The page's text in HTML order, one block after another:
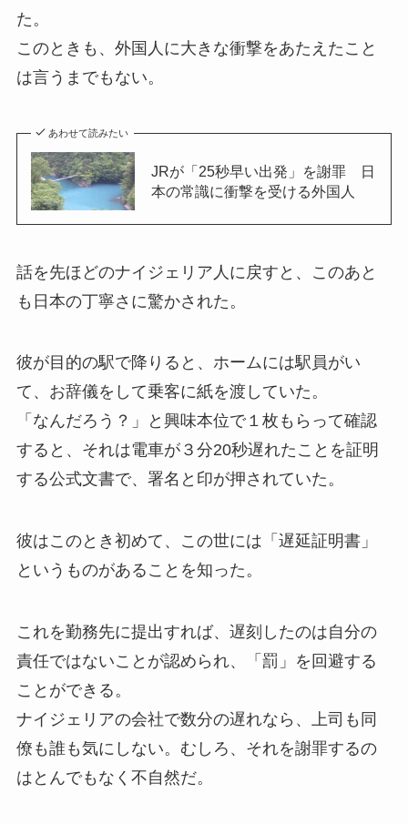
た。
このときも、外国人に大きな衝撃をあたえたこと
は言うまでもない。
あわせて読みたい
JRが「25秒早い出発」を謝罪 日
本の常識に衝撃を受ける外国人
話を先ほどのナイジェリア人に戻すと、このあと
も日本の丁寧さに驚かされた。
彼が目的の駅で降りると、ホームには駅員がい
て、お辞儀をして乗客に紙を渡していた。
「なんだろう？」と興味本位で１枚もらって確認
すると、それは電車が３分20秒遅れたことを証明
する公式文書で、署名と印が押されていた。
彼はこのとき初めて、この世には「遅延証明書」
というものがあることを知った。
これを勤務先に提出すれば、遅刻したのは自分の
責任ではないことが認められ、「罰」を回避する
ことができる。
ナイジェリアの会社で数分の遅れなら、上司も同
僚も誰も気にしない。むしろ、それを謝罪するの
はとんでもなく不自然だ。